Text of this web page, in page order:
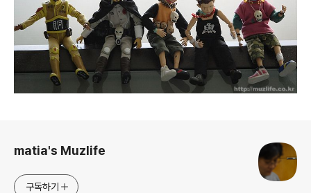
matia's Muzlife
구독하기